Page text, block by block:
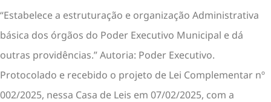
“Estabelece a estruturação e organização Administrativa
básica dos órgãos do Poder Executivo Municipal e dá
outras providências.” Autoria: Poder Executivo.
Protocolado e recebido o projeto de Lei Complementar nº
002/2025, nessa Casa de Leis em 07/02/2025, com a